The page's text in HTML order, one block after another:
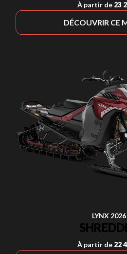
À partir de 23
DÉCOUVRIR CE
LYNX 2026
À partir de 22